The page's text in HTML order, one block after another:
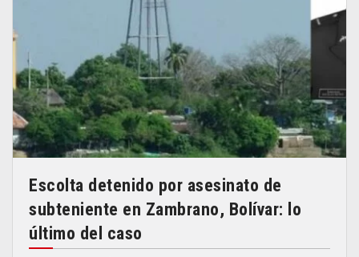
Escolta detenido por asesinato de
subteniente en Zambrano, Bolívar: lo
último del caso